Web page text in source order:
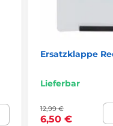
Ersatzklappe
Lieferbar
12,99 €
6,50 €